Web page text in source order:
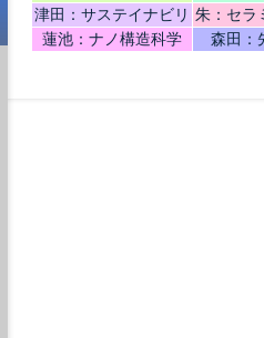
津田：サステイナビリ
ティデザイン
朱：セラ
蓮池：ナノ構造科学
森田：